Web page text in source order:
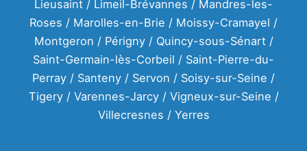
Lieusaint / Limeil-Brévannes / Mandres-les-
Roses / Marolles-en-Brie / Moissy-Cramayel /
Montgeron / Périgny / Quincy-sous-Sénart /
Saint-Germain-lès-Corbeil / Saint-Pierre-du-
Perray / Santeny / Servon / Soisy-sur-Seine /
Tigery / Varennes-Jarcy / Vigneux-sur-Seine /
Villecresnes / Yerres